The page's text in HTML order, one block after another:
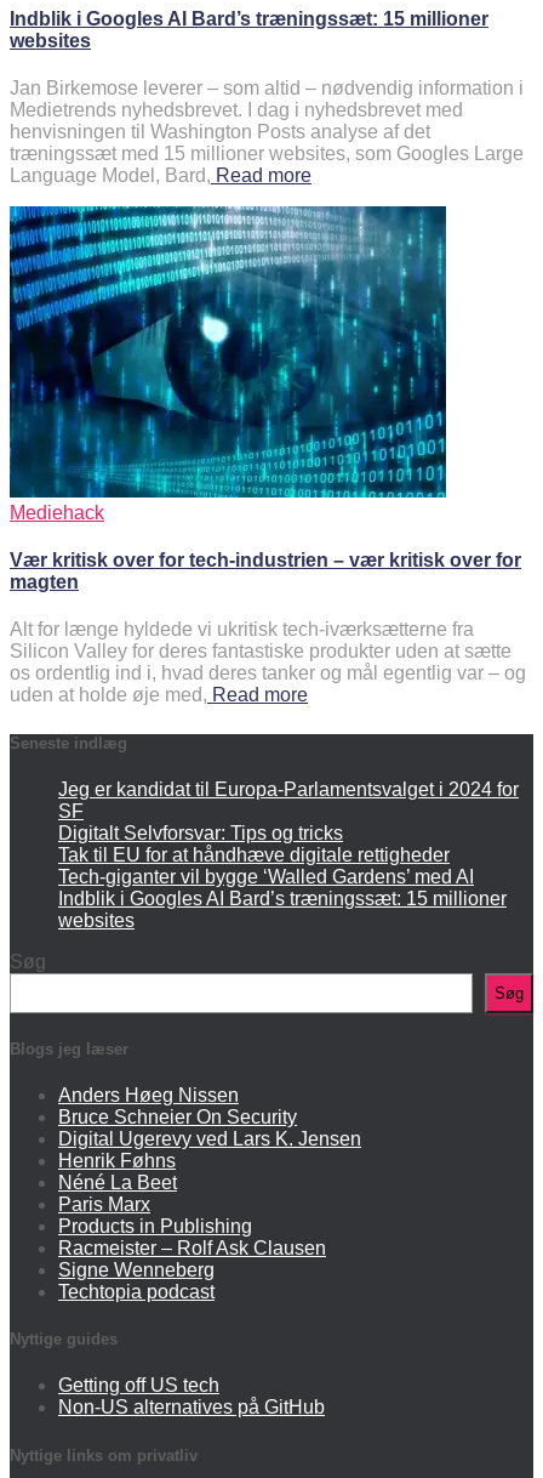
Indblik i Googles AI Bard’s træningssæt: 15 millioner
websites
Jan Birkemose leverer – som altid – nødvendig information i
Medietrends nyhedsbrevet. I dag i nyhedsbrevet med
henvisningen til Washington Posts analyse af det
træningssæt med 15 millioner websites, som Googles Large
Language Model, Bard, Read more
Mediehack
Vær kritisk over for tech-industrien – vær kritisk over for
magten
Alt for længe hyldede vi ukritisk tech-iværksætterne fra
Silicon Valley for deres fantastiske produkter uden at sætte
os ordentlig ind i, hvad deres tanker og mål egentlig var – og
uden at holde øje med, Read more
Seneste indlæg
Jeg er kandidat til Europa-Parlamentsvalget i 2024 for
SF
Digitalt Selvforsvar: Tips og tricks
Tak til EU for at håndhæve digitale rettigheder
Tech-giganter vil bygge ‘Walled Gardens’ med AI
Indblik i Googles AI Bard’s træningssæt: 15 millioner
websites
Søg
Søg
Blogs jeg læser
Anders Høeg Nissen
Bruce Schneier On Security
Digital Ugerevy ved Lars K. Jensen
Henrik Føhns
Néné La Beet
Paris Marx
Products in Publishing
Racmeister – Rolf Ask Clausen
Signe Wenneberg
Techtopia podcast
Nyttige guides
Getting off US tech
Non-US alternatives på GitHub
Nyttige links om privatliv